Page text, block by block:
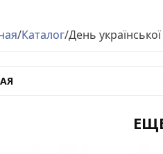
/Каталог/День української